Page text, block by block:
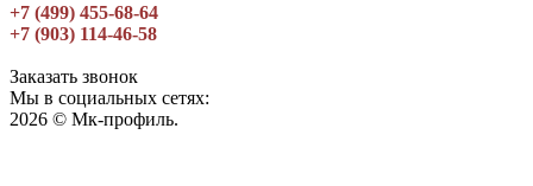
+7 (499) 455-68-64
+7 (903) 114-46-58
Заказать звонок
Мы в социальных сетях:
2026 © Мк-профиль.